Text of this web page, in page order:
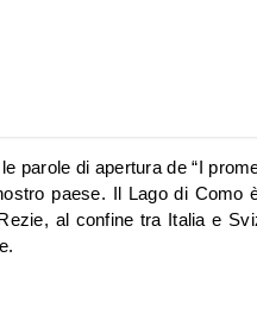
parole di apertura de “I
paese. Il Lago di Como
al confine tra Italia e